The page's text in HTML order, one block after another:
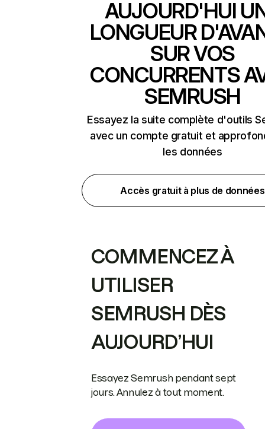
AUJOURD'HUI
LONGUEUR
SUR VOS
CONCURRENTS
SEMRUSH
Essayez la suite complète d'outils
avec un compte gratuit et
les données
Accès gratuit à plus de données
COMMENCEZ À
UTILISER
SEMRUSH DÈS
AUJOURD’HUI
Essayez Semrush pendant sept
jours. Annulez à tout moment.